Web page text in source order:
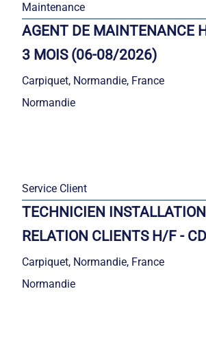
Maintenance
AGENT DE MAINTENANCE
3 MOIS (06-08/2026)
Carpiquet, Normandie, France
Normandie
Service Client
TECHNICIEN
RELATION CLIENTS H/F -
Carpiquet, Normandie, France
Normandie